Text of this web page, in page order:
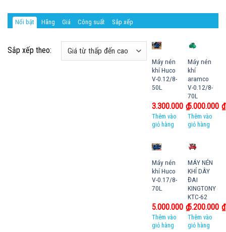
Nổi bật Hãng Giá Công suất Sắp xếp
Sắp xếp theo:
Máy nén
khí Huco
V-0.12/8-
50L
3.300.000 ₫
Thêm vào
giỏ hàng
Máy nén
khí
aramco
V-0.12/8-
70L
5.000.000 ₫
Thêm vào
giỏ hàng
Máy nén
khí Huco
V-0.17/8-
70L
5.000.000 ₫
Thêm vào
giỏ hàng
MÁY NÉN
KHÍ DÂY
ĐAI
KINGTONY
KTC-62
5.200.000 ₫
Thêm vào
giỏ hàng